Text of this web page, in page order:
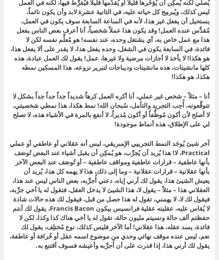
يُصلي لكنه يُمكِن أن يُؤخِّرها قليلاً أو يُقدِّمها قليلاً فيُفرِّط فيها، لكنه في العمل
ليس كذلك، ويُبرمِج كل حياته عليه، في الثانية عشرة لابد وأن يكون نائماً،
يستحيل أن يفعل غير هذا، لأنه في الساعة السابعة سوف يكون في العمل،
مُقدَّس عنده العمل! وقد يكون هذا عملاً شخصياً، أنا أعرف بعض الناس يفعل
هذا مع عمل خاص به، أي يشتغل وحده، عند نفسه! هو مُعلِّم نفسه لكن لا
فائدة، في السابعة يكون في الشغل، وحده يفعل هذا، لا يقدر على ألا يفعل هذا،
هو هكذا! لا يأخذ لا أجازات مرضية ولا غيرها، عمل! يقول لك العمل عبادة، هذه
كلها مانشيتات، هذه مانشيتات وديباجات لتبرير نزوعه، هذا المسكين نمطه
هكذا، هو هكذا!
أنا – مثلاً – شخص غير عملي، أنا أكره العمل كرهاً شديداً جداً جداً جداً بشكل لا
تتوقَّعونه، أُحِب التجريد والتأمل، سُبحان الله! نمط هكذا، هذا نمطي شخصيتي،
لا أصلح لأن أكون مُوظَّفاً أو أكون مُديراً، لا أنفع بالمرة في الأشياء هذه، لا تصلح
لي على الإطلاق، هذه أنماط موجودة!
آخر شيئ يُوجَد النمط التجرييي الإمبريقي، ليس أنه عقلاني أو عاطفي أو عملي
Practical، لا! هذا يُريد أن يُجرِّب، هو يُمكِن أن يقبل أشياء عند البعض تُوصَف
بأنها عاطفية – قرارات عاطفية ومواقف عاطفية – أو تُوصَف عند البعض الآخر
بأنها عقلانية – قرارات عقلانية – وما إلى ذلك، هذا لا يهمه كل هذا، يُريد أن
يعيش الشيئ هذا، يقول لك أرني إياه، دعني أُجرِّبه، بعض الناس ليس عند هذا،
العقلاني هذا – مثلاً – يقول لا، هذا الشيئ لا يدخل العقل، فتقول له يا أخي جرِّبه،
فيقول لك لا، لا يهمني، تقول له هذا حصل من قبل، فيقول لك هذه حالات شاذة
لا يُقاس عليه، عقليته عقلية فرانسيس بيكون Francis Bacon، يقول لك أنتم
حفظتم ألف حالة ونسيتم مليون حالة، تقول له يا أخي هناك كذا وكذا، لكن لا
فائدة، يسد عقله، هذا عقلاني! أما الآخر فليس كذلك، نوع مُختلِف، يقول لك
نعم، ليس عنده موقف نهائي وحدي من موضوع اسمه عقل أو خُرافة أو عاطفة،
يقول لك أرني هذا، إذا قدرت على أن أُجرِّبه وأعيشه فسوف أقتنع به.